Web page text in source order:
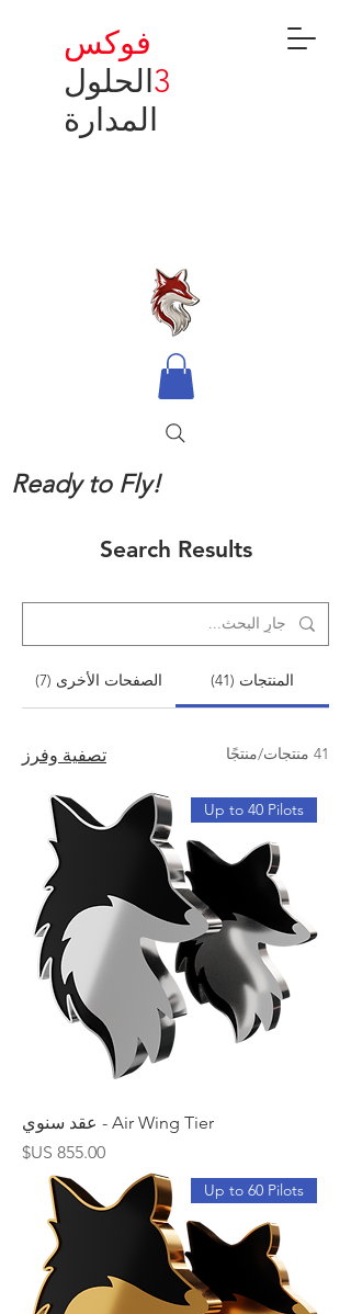
فوكس
3الحلول
المدارة
Ready to Fly!
Search Results
المنتجات (41) الصفحات الأخرى (7)
41 منتجات/منتجًا تصفية وفرز
Up to 40 Pilots
Air Wing Tier - عقد سنوي
السعر
Up to 60 Pilots